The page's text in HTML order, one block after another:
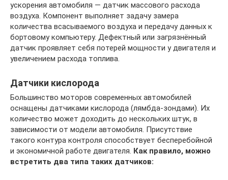
ускорения автомобиля — датчик массового расхода
воздуха. Компонент выполняет задачу замера
количества всасываемого воздуха и передачу данных к
бортовому компьютеру. Дефектный или загрязнённый
датчик проявляет себя потерей мощности у двигателя и
увеличением расхода топлива.
Датчики кислорода
Большинство моторов современных автомобилей
оснащены датчиками кислорода (лямбда-зондами). Их
количество может доходить до нескольких штук, в
зависимости от модели автомобиля. Присутствие
такого контура контроля способствует бесперебойной
и экономичной работе двигателя. Как правило, можно
встретить два типа таких датчиков: